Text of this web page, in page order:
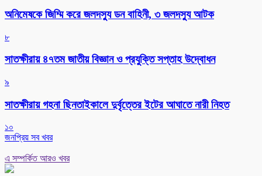
অনিমেষকে জিম্মি করে জলদস্যু ডন বাহিনী, ৩ জলদস্যু আটক
৮
সাতক্ষীরায় ৪৭তম জাতীয় বিজ্ঞান ও প্রযুক্তি সপ্তাহ উদ্বোধন
৯
সাতক্ষীরায় গহনা ছিনতাইকালে দুর্বৃত্তের ইটের আঘাতে নারী নিহত
১০
জনপ্রিয় সব খবর
এ সম্পর্কিত আরও খবর